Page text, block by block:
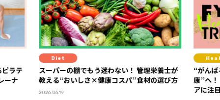
ピラテ
ーナ
Diet
スーパーの棚でもう迷わない！ 管理栄養士が
教える“おいしさ×健康コスパ”食材の選び方
2026.06.19
“がん
康”へ
アに注